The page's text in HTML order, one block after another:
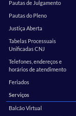
Pautas de Julgamento
Pautas do Pleno
Justiça Aberta
Tabelas Processuais
Unificadas CNJ
Telefones, endereços e
horários de atendimento
Feriados
Serviços
Balcão Virtual